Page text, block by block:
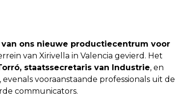
ons nieuwe productiecentrum voor
van Xirivella in Valencia gevierd. Het
staatssecretaris van Industrie, en
, evenals vooraanstaande professionals uit de
communicators.